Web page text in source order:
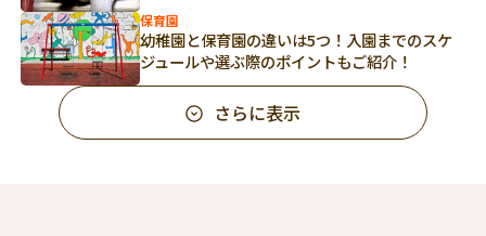
保育園
幼稚園と保育園の違いは5つ！入園までのスケ
ジュールや選ぶ際のポイントもご紹介！
さらに表示